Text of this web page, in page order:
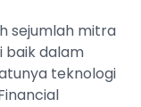
sejumlah mitra
baik dalam
teknologi